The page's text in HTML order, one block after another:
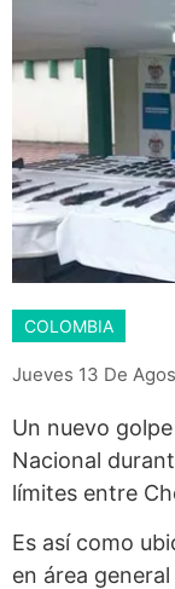
COLOMBIA
Jueves 13 De
Un nuevo
Nacional
límites entre
Es así como
en área